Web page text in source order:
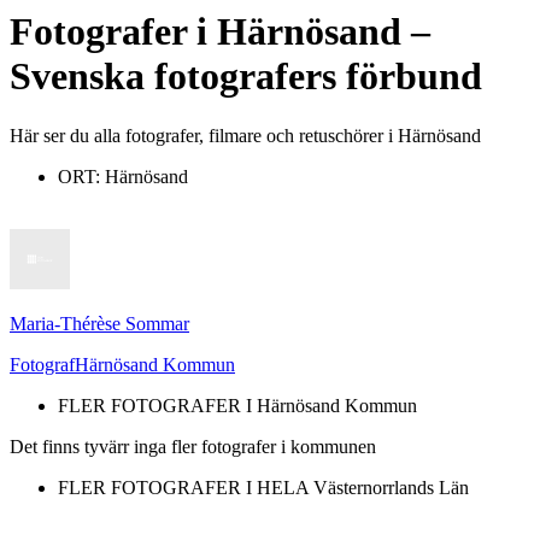
Fotograferi Härnösand–
Svenska fotografers förbund
Här ser du alla fotografer, filmare och retuschörer i Härnösand
ORT: Härnösand
Maria-Thérèse Sommar
FotografHärnösand Kommun
FLER FOTOGRAFER I Härnösand Kommun
Det finns tyvärr inga fler fotografer i kommunen
FLER FOTOGRAFER I HELA Västernorrlands Län